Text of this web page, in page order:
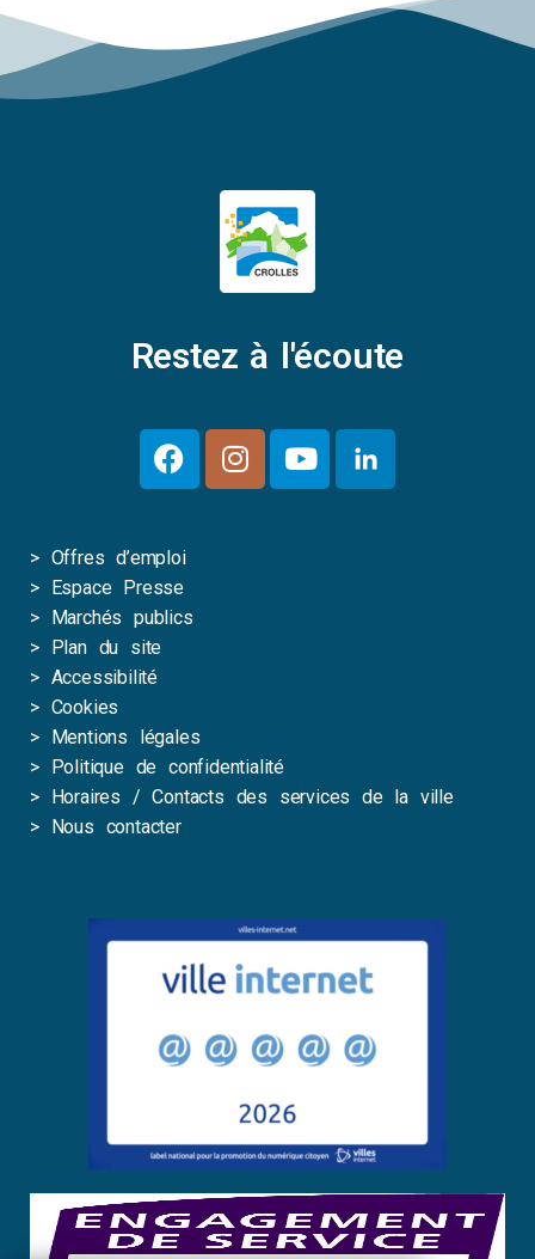
Restez à l'écoute
> Offres d’emploi
> Espace Presse
> Marchés publics
> Plan du site
> Accessibilité
> Cookies
> Mentions légales
> Politique de confidentialité
> Horaires / Contacts des services de la ville
> Nous contacter